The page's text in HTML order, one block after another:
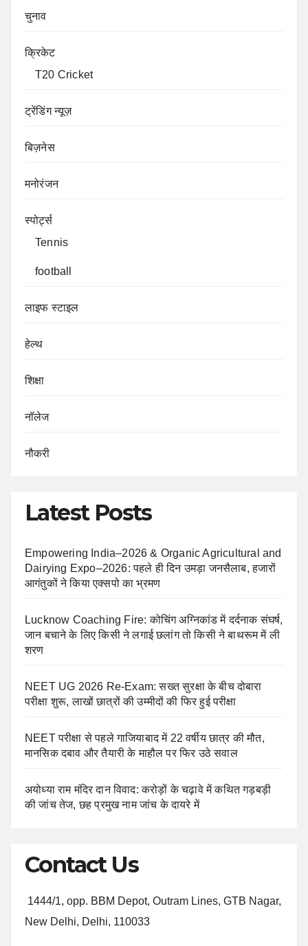
चुनाव
क्रिकेट
T20 Cricket
ट्रेंडिंग न्यूज़
बिज़नेस
मनोरंजन
स्पोर्ट्स
Tennis
football
लाइफ स्टाइल
हेल्थ
शिक्षा
नॉलेज
नौकरी
Latest Posts
Empowering India–2026 & Organic Agricultural and
Dairying Expo–2026: पहले ही दिन उमड़ा जनसैलाब, हजारों
आगंतुकों ने किया एक्सपो का भ्रमण
Lucknow Coaching Fire: कोचिंग अग्निकांड में दर्दनाक संघर्ष,
जान बचाने के लिए किसी ने लगाई छलांग तो किसी ने बाथरूम में ली
शरण
NEET UG 2026 Re-Exam: सख्त सुरक्षा के बीच दोबारा
परीक्षा शुरू, लाखों छात्रों की उम्मीदों की फिर हुई परीक्षा
NEET परीक्षा से पहले गाजियाबाद में 22 वर्षीय छात्र की मौत,
मानसिक दबाव और तैयारी के माहौल पर फिर उठे सवाल
अयोध्या राम मंदिर दान विवाद: करोड़ों के चढ़ावे में कथित गड़बड़ी
की जांच तेज, छह प्रमुख नाम जांच के दायरे में
Contact Us
1444/1, opp. BBM Depot, Outram Lines, GTB Nagar,
New Delhi, Delhi, 110033